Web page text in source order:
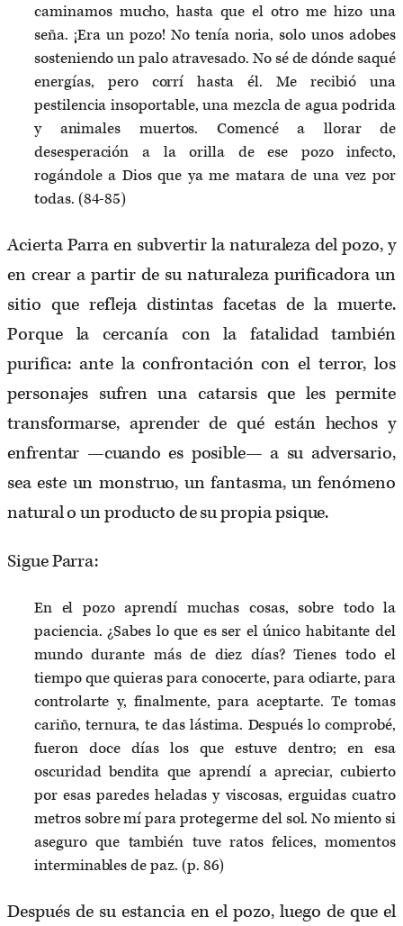
caminamos mucho, hasta que el otro me hizo una
seña. ¡Era un pozo! No tenía noria, solo unos adobes
sosteniendo un palo atravesado. No sé de dónde saqué
energías, pero corrí hasta él. Me recibió una
pestilencia insoportable, una mezcla de agua podrida
y animales muertos. Comencé a llorar de
desesperación a la orilla de ese pozo infecto,
rogándole a Dios que ya me matara de una vez por
todas. (84-85)
Acierta Parra en subvertir la naturaleza del pozo, y
en crear a partir de su naturaleza purificadora un
sitio que refleja distintas facetas de la muerte.
Porque la cercanía con la fatalidad también
purifica: ante la confrontación con el terror, los
personajes sufren una catarsis que les permite
transformarse, aprender de qué están hechos y
enfrentar —cuando es posible— a su adversario,
sea este un monstruo, un fantasma, un fenómeno
natural o un producto de su propia psique.
Sigue Parra:
En el pozo aprendí muchas cosas, sobre todo la
paciencia. ¿Sabes lo que es ser el único habitante del
mundo durante más de diez días? Tienes todo el
tiempo que quieras para conocerte, para odiarte, para
controlarte y, finalmente, para aceptarte. Te tomas
cariño, ternura, te das lástima. Después lo comprobé,
fueron doce días los que estuve dentro; en esa
oscuridad bendita que aprendí a apreciar, cubierto
por esas paredes heladas y viscosas, erguidas cuatro
metros sobre mí para protegerme del sol. No miento si
aseguro que también tuve ratos felices, momentos
interminables de paz. (p. 86)
Después de su estancia en el pozo, luego de que el